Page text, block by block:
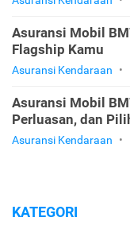
Asuransi Mobil
Flagship Kamu
Asuransi Kendaraan •
Asuransi Mobil
Perluasan, dan
Asuransi Kendaraan •
KATEGORI